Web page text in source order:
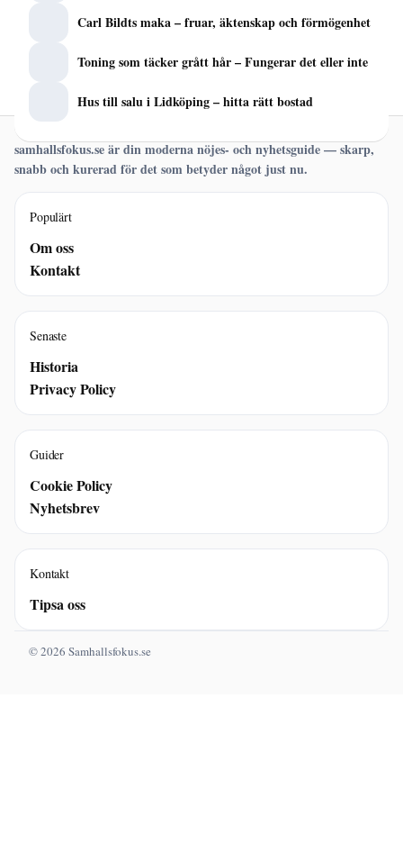
Carl Bildts maka – fruar, äktenskap och förmögenhet
Toning som täcker grått hår – Fungerar det eller inte
Hus till salu i Lidköping – hitta rätt bostad
samhallsfokus.se är din moderna nöjes- och nyhetsguide — skarp,
snabb och kurerad för det som betyder något just nu.
Populärt
Om oss
Kontakt
Senaste
Historia
Privacy Policy
Guider
Cookie Policy
Nyhetsbrev
Kontakt
Tipsa oss
© 2026 Samhallsfokus.se